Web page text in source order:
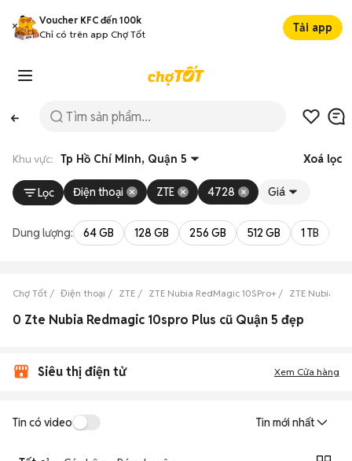
Voucher KFC đến 100k
Chỉ có trên app Chợ Tốt
Tải app
Khu vực: Tp Hồ Chí Minh, Quận 5 Xoá lọc
Lọc Điện thoại ZTE 4728 Giá
Dung lượng: 64 GB 128 GB 256 GB 512 GB 1 TB
Chợ Tốt Điện thoại ZTE ZTE Nubia RedMagic 10SPro+ ZTE Nubia
0 Zte Nubia Redmagic 10spro Plus cũ Quận 5 đẹp
Siêu thị điện tử Xem Cửa hàng
Tin có video Tin mới nhất